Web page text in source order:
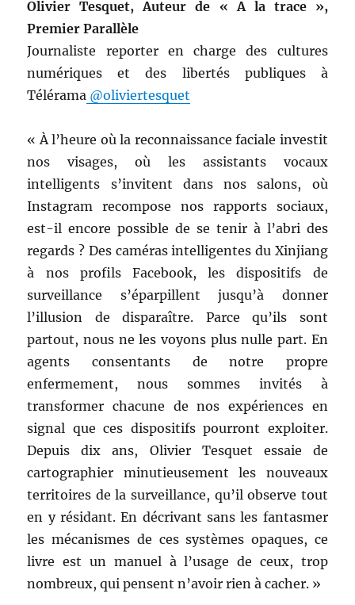
Olivier Tesquet, Auteur de « A la trace »,
Premier Parallèle
Journaliste reporter en charge des cultures
numériques et des libertés publiques à
Télérama @oliviertesquet
« À l’heure où la reconnaissance faciale investit
nos visages, où les assistants vocaux
intelligents s’invitent dans nos salons, où
Instagram recompose nos rapports sociaux,
est-il encore possible de se tenir à l’abri des
regards ? Des caméras intelligentes du Xinjiang
à nos profils Facebook, les dispositifs de
surveillance s’éparpillent jusqu’à donner
l’illusion de disparaître. Parce qu’ils sont
partout, nous ne les voyons plus nulle part. En
agents consentants de notre propre
enfermement, nous sommes invités à
transformer chacune de nos expériences en
signal que ces dispositifs pourront exploiter.
Depuis dix ans, Olivier Tesquet essaie de
cartographier minutieusement les nouveaux
territoires de la surveillance, qu’il observe tout
en y résidant. En décrivant sans les fantasmer
les mécanismes de ces systèmes opaques, ce
livre est un manuel à l’usage de ceux, trop
nombreux, qui pensent n’avoir rien à cacher. »